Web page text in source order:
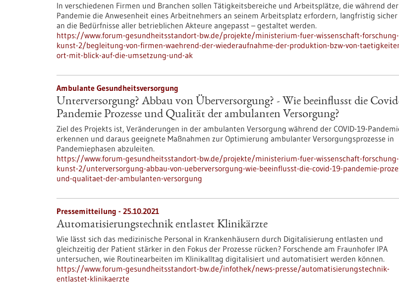
In verschiedenen Firmen und Branchen sollen Tätigkeitsbereiche und Arbeitsplätze, die während der
Pandemie die Anwesenheit eines Arbeitnehmers an seinem Arbeitsplatz erfordern, langfristig sicher
an die Bedürfnisse aller betrieblichen Akteure angepasst – gestaltet werden.
https://www.forum-gesundheitsstandort-bw.de/projekte/ministerium-fuer-wissenschaft-
kunst-2/begleitung-von-firmen-waehrend-der-wiederaufnahme-der-produktion-bzw-von-
ort-mit-blick-auf-die-umsetzung-und-ak
Ambulante Gesundheitsversorgung
Unterversorgung? Abbau von Überversorgung? - Wie beeinflusst die
Pandemie Prozesse und Qualität der ambulanten Versorgung?
Ziel des Projekts ist, Veränderungen in der ambulanten Versorgung während der COVID-19-
erkennen und daraus geeignete Maßnahmen zur Optimierung ambulanter Versorgungsprozesse in
Pandemiephasen abzuleiten.
https://www.forum-gesundheitsstandort-bw.de/projekte/ministerium-fuer-wissenschaft-
kunst-2/unterversorgung-abbau-von-ueberversorgung-wie-beeinflusst-die-covid-19-pandemie-
und-qualitaet-der-ambulanten-versorgung
Pressemitteilung - 25.10.2021
Automatisierungstechnik entlastet Klinikärzte
Wie lässt sich das medizinische Personal in Krankenhäusern durch Digitalisierung entlasten und
gleichzeitig der Patient stärker in den Fokus der Prozesse rücken? Forschende am Fraunhofer IPA
untersuchen, wie Routinearbeiten im Klinikalltag digitalisiert und automatisiert werden können.
https://www.forum-gesundheitsstandort-bw.de/infothek/news-presse/automatisierungstechnik-
entlastet-klinikaerzte